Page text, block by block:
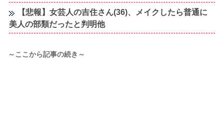
【悲報】女芸人の吉住さん(36)、メイクしたら普通に
美人の部類だったと判明他
～ここから記事の続き～